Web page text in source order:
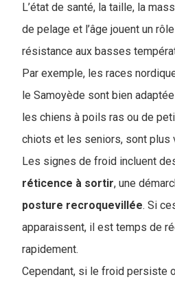
L’état de santé, la taille, la
de pelage et l’âge jouent un
résistance aux basses
Par exemple, les races
le Samoyède sont bien
les chiens à poils ras ou de
chiots et les seniors, sont plus
Les signes de froid incluent
réticence à sortir, une
posture recroquevillée. Si
apparaissent, il est temps de
rapidement.
Cependant, si le froid persiste